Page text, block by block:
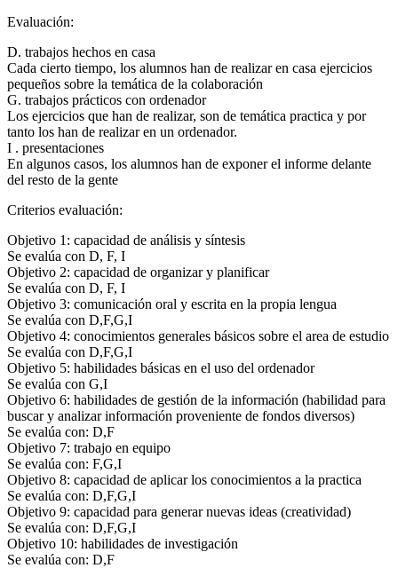
Evaluación:
D. trabajos hechos en casa
Cada cierto tiempo, los alumnos han de realizar en casa ejercicios
pequeños sobre la temática de la colaboración
G. trabajos prácticos con ordenador
Los ejercicios que han de realizar, son de temática practica y por
tanto los han de realizar en un ordenador.
I . presentaciones
En algunos casos, los alumnos han de exponer el informe delante
del resto de la gente
Criterios evaluación:
Objetivo 1: capacidad de análisis y síntesis
Se evalúa con D, F, I
Objetivo 2: capacidad de organizar y planificar
Se evalúa con D, F, I
Objetivo 3: comunicación oral y escrita en la propia lengua
Se evalúa con D,F,G,I
Objetivo 4: conocimientos generales básicos sobre el area de estudio
Se evalúa con D,F,G,I
Objetivo 5: habilidades básicas en el uso del ordenador
Se evalúa con G,I
Objetivo 6: habilidades de gestión de la información (habilidad para
buscar y analizar información proveniente de fondos diversos)
Se evalúa con: D,F
Objetivo 7: trabajo en equipo
Se evalúa con: F,G,I
Objetivo 8: capacidad de aplicar los conocimientos a la practica
Se evalúa con: D,F,G,I
Objetivo 9: capacidad para generar nuevas ideas (creatividad)
Se evalúa con: D,F,G,I
Objetivo 10: habilidades de investigación
Se evalúa con: D,F